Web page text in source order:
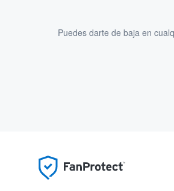
Puedes darte de baja en